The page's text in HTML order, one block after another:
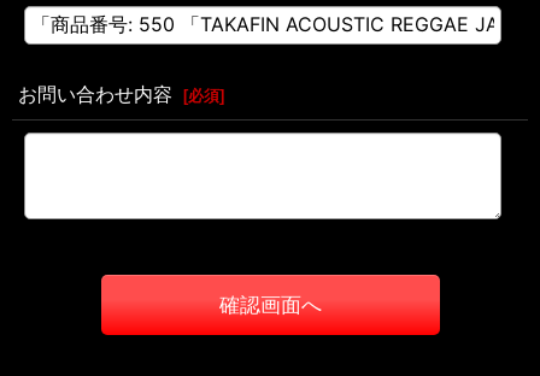
お問い合わせ内容 [必須]
確認画面へ